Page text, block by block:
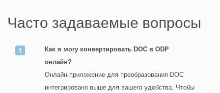
Часто задаваемые вопросы
Как я могу конвертировать DOC в ODP
онлайн?
Онлайн-приложение для преобразования DOC
интегрировано выше для вашего удобства. Чтобы